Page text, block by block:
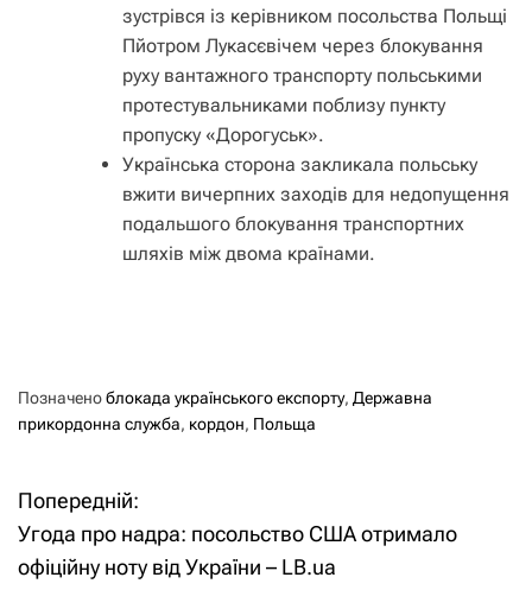
зустрівся із керівником посольства Польщі
Пйотром Лукасєвічем через блокування
руху вантажного транспорту польськими
протестувальниками поблизу пункту
пропуску «Дорогуськ».
Українська сторона закликала польську
вжити вичерпних заходів для недопущення
подальшого блокування транспортних
шляхів між двома країнами.
Позначеноблокада українського експорту, Державна
прикордонна служба, кордон, Польща
Н
а
Попередній:
Угода про надра: посольство США отримало
офіційну ноту від України – LB.ua